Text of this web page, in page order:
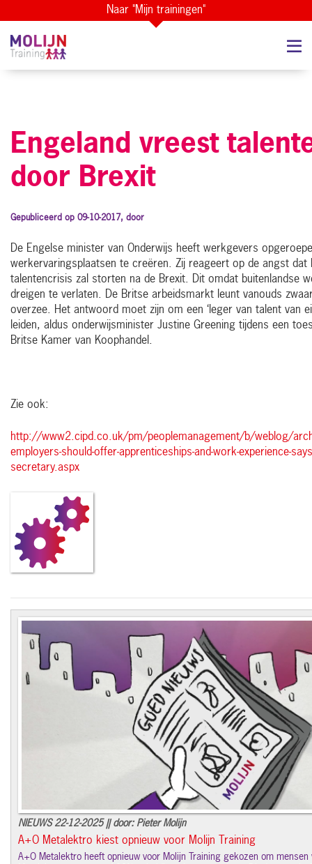
Naar "Mijn trainingen"
Engeland vreest
door Brexit
Gepubliceerd op 09-10-2017, door
De Engelse minister van Onderwijs heeft werkgevers
werkervaringsplaatsen te creëren. Zij reageert op de angst dat
talentencrisis zal storten na de Brexit. Dit omdat buitenlandse
dreigen te verlaten. De Britse arbeidsmarkt leunt vanouds
overzee. Het antwoord moet zijn om een ‘leger van talent van
leiden, aldus onderwijsminister Justine Greening tijdens een
Britse Kamer van Koophandel.
Zie ook:
http://www2.cipd.co.uk/pm/peoplemanagement/b/weblog/
employers-should-offer-apprenticeships-and-work-experience-
secretary.aspx
NIEUWS 22-12-2025 || door: Pieter Molijn
A+O Metalektro kiest opnieuw voor Molijn Training
A+O Metalektro heeft opnieuw voor Molijn Training gekozen om